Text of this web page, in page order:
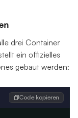
drei Container
ein offizielles
gebaut werden:
Code kopieren